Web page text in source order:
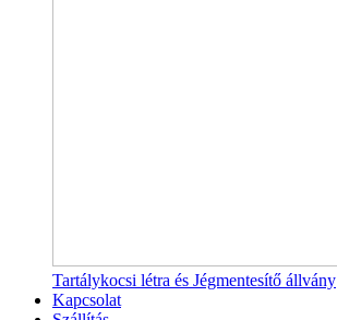
Tartálykocsi létra és Jégmentesítő állvány
Kapcsolat